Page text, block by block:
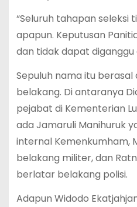
“Seluruh tahapan seleksi
apapun. Keputusan
dan tidak dapat diganggu
Sepuluh nama itu
belakang. Di antaranya
pejabat di Kementerian
ada Jamaruli Manihuruk
internal Kemenkumham,
belakang militer, dan
berlatar belakang polisi.
Adapun Widodo